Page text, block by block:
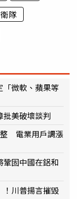
隊
微軟、蘋果等
美破壞談判
整 電業用戶調漲
固中國在鋁和
！川普揚言摧毀